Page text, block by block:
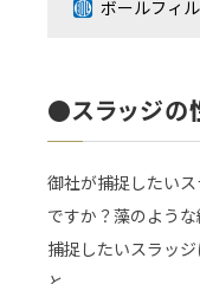
ボールフィ
●スラッジの
御社が捕捉したい
ですか？藻のよう
捕捉したいスラッ